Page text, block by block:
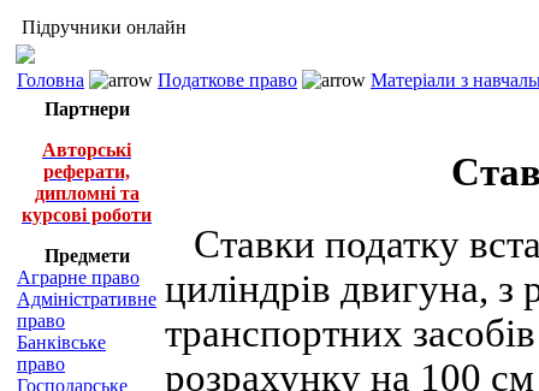
Підручники онлайн
Головна Податкове право
Матеріали з
Партнери
Авторські
реферати,
дипломні та
курсові роботи
Предмети
Аграрне право
Адміністративне
право
Банківське
право
Господарське
Ставки податку
циліндрів двигуна,
транспортних
розрахунку на 100